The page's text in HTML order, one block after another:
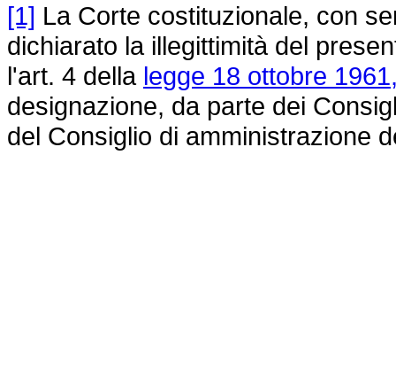
[1] La Corte costituzionale, con
dichiarato la illegittimità del
l'art. 4 della legge 18 ottobre
designazione, da parte dei
del Consiglio di amministrazione